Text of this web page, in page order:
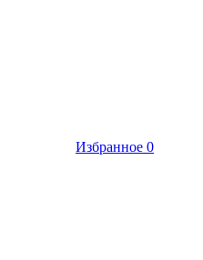
Избранное 0